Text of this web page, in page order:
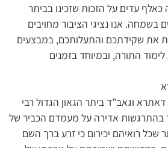
עדים על הזכות שזכינו בביתר
בשמחה. אנו נציגי הציבור מחויבים
את שקידתכם והתעלותכם, במבצעים
התורה, ובמיוחד בזמנים
וגאב”ד ביתר הגאון הגדול רבי
בהתרגשות אדירה על מעמדם הכביר של
שכל רואיהם יכירום כי זרע ברך השם